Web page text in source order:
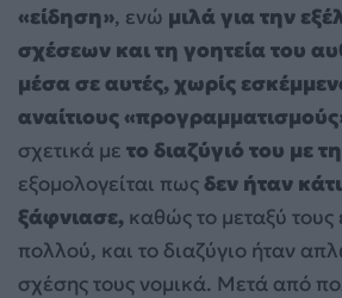
«είδηση», ενώ μιλά για την
σχέσεων και τη γοητεία του
μέσα σε αυτές, χωρίς
αναίτιους
σχετικά με το διαζύγιό του με
εξομολογείται πωςδεν ήταν
ξάφνιασε, καθώς το μεταξύ τους
πολλού, και το διαζύγιο ήταν
σχέσης τους νομικά. Μετά από